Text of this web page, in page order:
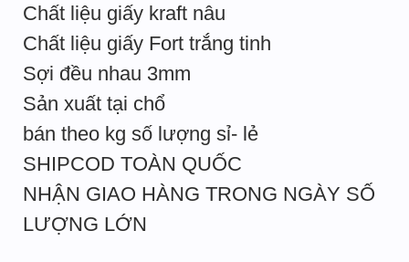
Chất liệu giấy kraft nâu
Chất liệu giấy Fort trắng tinh
Sợi đều nhau 3mm
Sản xuất tại chổ
bán theo kg số lượng sỉ- lẻ
SHIPCOD TOÀN QUỐC
NHẬN GIAO HÀNG TRONG NGÀY SỐ
LƯỢNG LỚN